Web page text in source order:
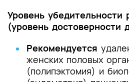
Уровень
(уровень достоверности
Рекомендуется
женских половых
(полипэктомия) и